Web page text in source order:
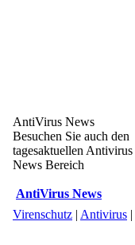
AntiVirus News
Besuchen Sie auch den
tagesaktuellen Antivirus
News Bereich
AntiVirus News
Virenschutz | Antivirus |